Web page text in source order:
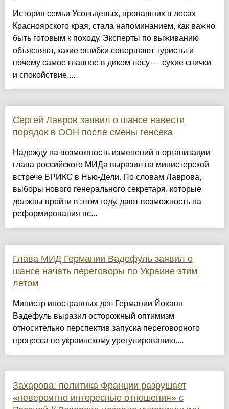
История семьи Усольцевых, пропавших в лесах
Красноярского края, стала напоминанием, как важно
быть готовым к походу. Эксперты по выживанию
объясняют, какие ошибки совершают туристы и
почему самое главное в диком лесу — сухие спички
и спокойствие....
Сергей Лавров заявил о шансе навести
порядок в ООН после смены генсека
Надежду на возможность изменений в организации
глава российского МИДа выразил на министерской
встрече БРИКС в Нью-Дели. По словам Лаврова,
выборы нового генерального секретаря, которые
должны пройти в этом году, дают возможность на
реформирования вс...
Глава МИД Германии Вадефуль заявил о
шансе начать переговоры по Украине этим
летом
Министр иностранных дел Германии Йоханн
Вадефуль выразил осторожный оптимизм
относительно перспектив запуска переговорного
процесса по украинскому урегулированию....
Захарова: политика Франции разрушает
«невероятно интересные отношения» с